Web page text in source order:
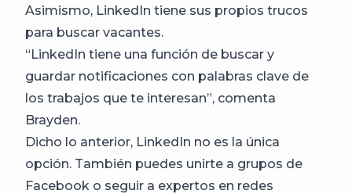
Asimismo, LinkedIn tiene sus propios trucos
para buscar vacantes.
“LinkedIn tiene una función de buscar y
guardar notificaciones con palabras clave de
los trabajos que te interesan”, comenta
Brayden.
Dicho lo anterior, LinkedIn no es la única
opción. También puedes unirte a grupos de
Facebook o seguir a expertos en redes